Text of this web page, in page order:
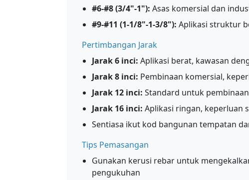
#6-#8 (3/4"-1"): Asas komersial dan
#9-#11 (1-1/8"-1-3/8"): Aplikasi struktur
Pertimbangan Jarak
Jarak 6 inci: Aplikasi berat, kawasan
Jarak 8 inci: Pembinaan komersial,
Jarak 12 inci: Standard untuk
Jarak 16 inci: Aplikasi ringan, keperluan
Sentiasa ikut kod bangunan tempatan
Tips Pemasangan
Gunakan kerusi rebar untuk
pengukuhan